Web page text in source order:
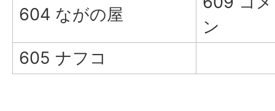
604 ながの屋
ン
605 ナフコ